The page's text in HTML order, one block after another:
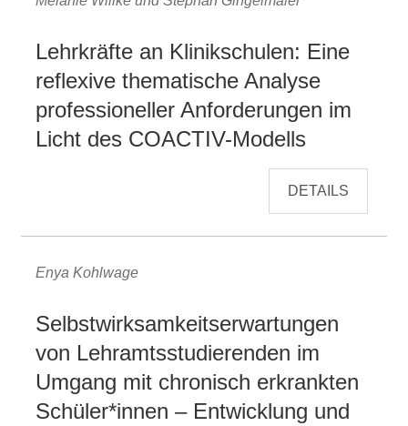
Lehrkräfte an Klinikschulen: Eine
reflexive thematische Analyse
professioneller Anforderungen im
Licht des COACTIV-Modells
DETAILS
Enya Kohlwage
Selbstwirksamkeitserwartungen
von Lehramtsstudierenden im
Umgang mit chronisch erkrankten
Schüler*innen – Entwicklung und